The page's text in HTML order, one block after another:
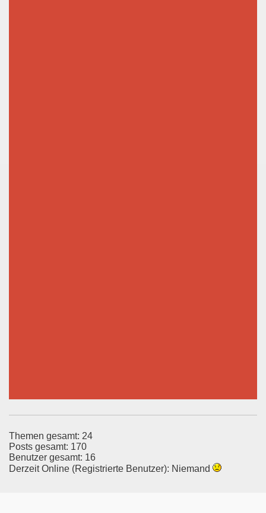
Themen gesamt: 24
Posts gesamt: 170
Benutzer gesamt: 16
Derzeit Online (Registrierte Benutzer): Niemand